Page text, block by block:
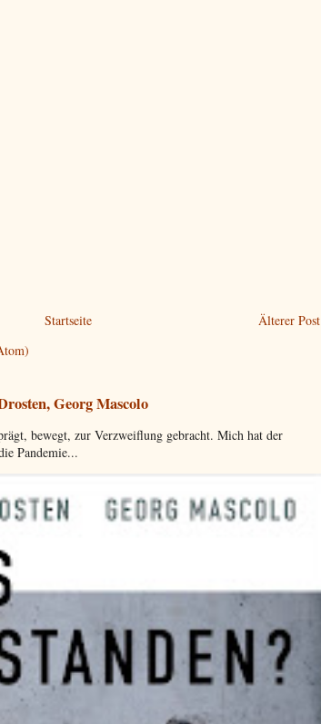
Älterer Post
Startseite
Georg Mascolo
bewegt, zur Verzweiflung gebracht. Mich hat der
Pandemie...